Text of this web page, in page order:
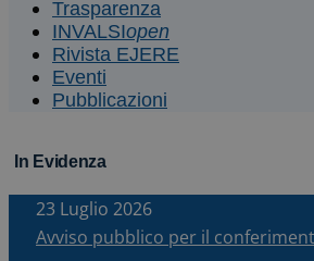
Trasparenza
INVALSIopen
Rivista EJERE
Eventi
Pubblicazioni
In Evidenza
23 Luglio 2026
Avviso pubblico per il